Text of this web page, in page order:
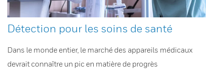
Détection pour les soins de santé
Dans le monde entier, le marché des appareils médicaux
devrait connaître un pic en matière de progrès